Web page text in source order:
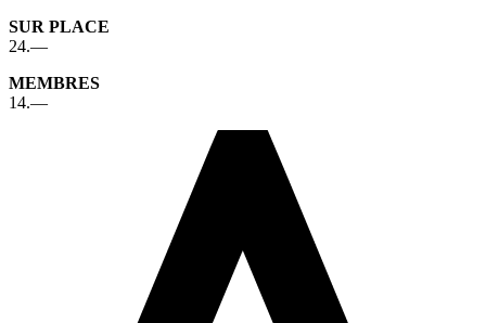
SUR PLACE
24.—
MEMBRES
14.—